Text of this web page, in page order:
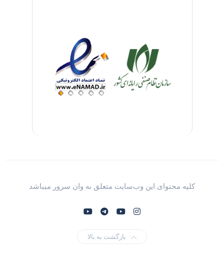
کلیه محتوای این وب‌سایت متعلق به وان سرور میباشد
بازگشت به بالا